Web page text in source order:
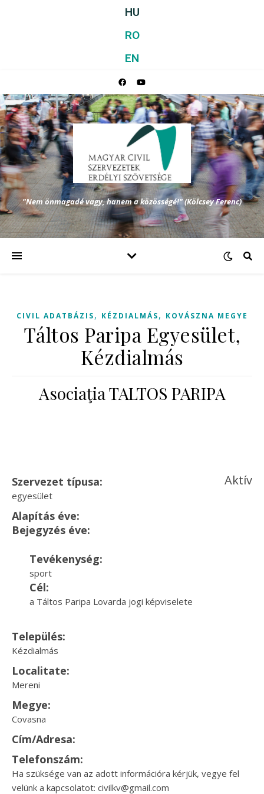
HU
RO
EN
"Nem önmagadé vagy, hanem a közösségé!" (Kölcsey Ferenc)
CIVIL ADATBÁZIS, KÉZDIALMÁS, KOVÁSZNA MEGYE
Táltos Paripa Egyesület,
Kézdialmás
Asociaţia TALTOS PARIPA
Szervezet típusa:
egyesület
Aktív
Alapítás éve:
Bejegyzés éve:
Tevékenység:
sport
Cél:
a Táltos Paripa Lovarda jogi képviselete
Település:
Kézdialmás
Localitate:
Mereni
Megye:
Covasna
Cím/Adresa:
Telefonszám:
Ha szüksége van az adott információra kérjük, vegye fel
velünk a kapcsolatot: civilkv@gmail.com